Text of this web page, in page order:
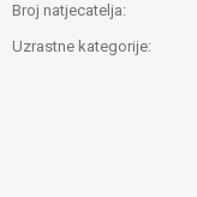
Broj natjecatelja:
Uzrastne kategorije: